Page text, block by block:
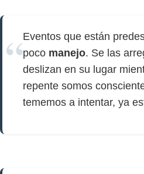
Eventos que están
poco manejo. Se las
deslizan en su lugar
repente somos
tememos a intentar, ya